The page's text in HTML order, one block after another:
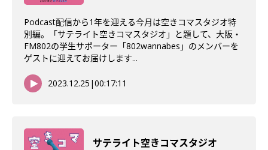
Podcast配信から1年を迎える今月は空きコマスタジオ特
別編。「サテライト空きコマスタジオ」と題して、大阪・
FM802の学生サポーター「802wannabes」のメンバーを
ゲストに迎えてお届けします...
2023.12.25 |00:17:11
サテライト空きコマスタジオ